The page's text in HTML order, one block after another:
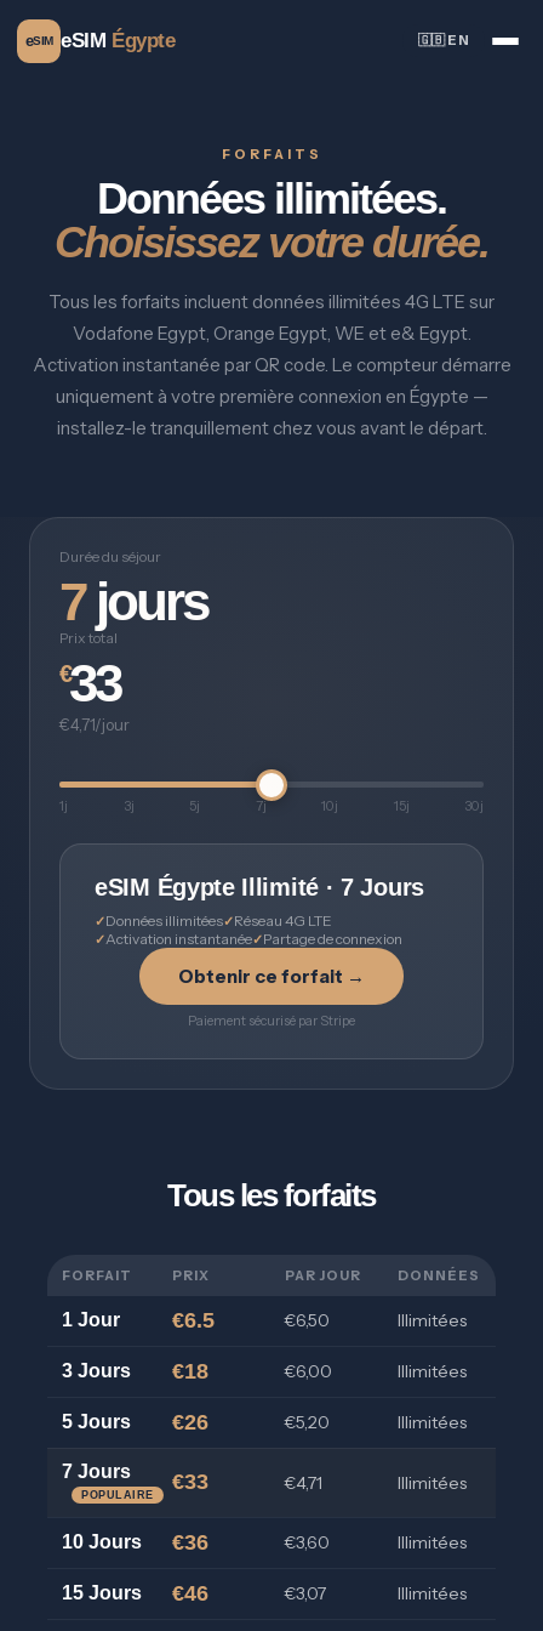
eSIM eSIM Égypte 🇬🇧 EN
FORFAITS
Données illimitées.
Choisissez votre durée.
Tous les forfaits incluent données illimitées 4G LTE sur
Vodafone Egypt, Orange Egypt, WE et e& Egypt.
Activation instantanée par QR code. Le compteur démarre
uniquement à votre première connexion en Égypte —
installez-le tranquillement chez vous avant le départ.
Durée du séjour
7 jours
Prix total
€33
€4,71/jour
1j 3j 5j 7j 10j 15j 30j
eSIM Égypte Illimité · 7 Jours
Données illimitées
Réseau 4G LTE
Activation instantanée
Partage de connexion
Obtenir ce forfait →
Paiement sécurisé par Stripe
Tous les forfaits
FORFAIT PRIX PAR JOUR DONNÉES
1 Jour €6.5 €6,50 Illimitées
3 Jours €18 €6,00 Illimitées
5 Jours €26 €5,20 Illimitées
7 Jours
POPULAIRE
€33 €4,71 Illimitées
10 Jours €36 €3,60 Illimitées
15 Jours €46 €3,07 Illimitées